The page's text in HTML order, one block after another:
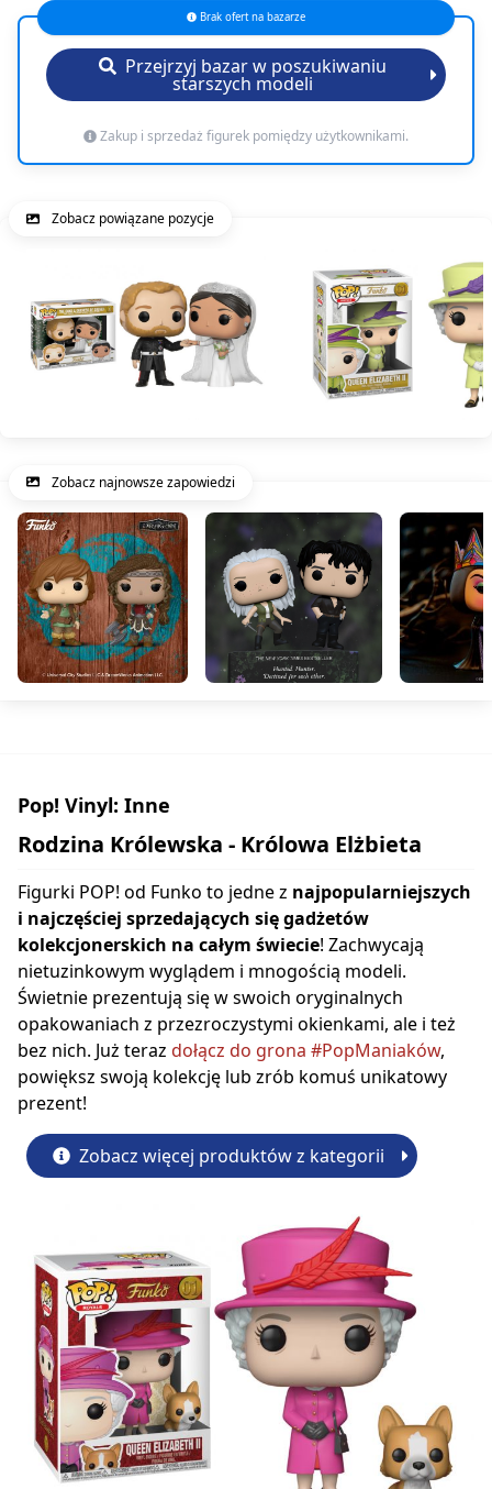
Brak ofert na bazarze
Przejrzyj bazar w poszukiwaniu
starszych modeli
Zakup i sprzedaż figurek pomiędzy użytkownikami.
Zobacz powiązane pozycje
Zobacz najnowsze zapowiedzi
Pop! Vinyl: Inne
Rodzina Królewska - Królowa Elżbieta
Figurki POP! od Funko to jedne z najpopularniejszych
i najczęściej sprzedających się gadżetów
kolekcjonerskich na całym świecie! Zachwycają
nietuzinkowym wyglądem i mnogością modeli.
Świetnie prezentują się w swoich oryginalnych
opakowaniach z przezroczystymi okienkami, ale i też
bez nich. Już teraz dołącz do grona #PopManiaków,
powiększ swoją kolekcję lub zrób komuś unikatowy
prezent!
Zobacz więcej produktów z kategorii